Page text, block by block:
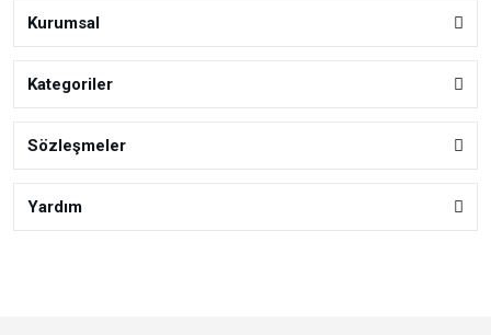
Kurumsal
Kategoriler
Sözleşmeler
Yardım